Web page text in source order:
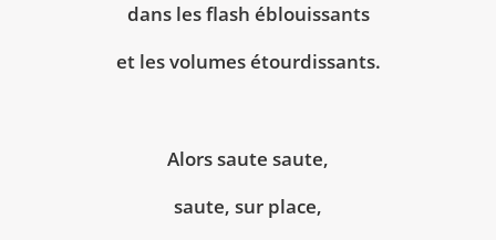
dans les flash éblouissants
et les volumes étourdissants.
Alors saute saute,
saute, sur place,